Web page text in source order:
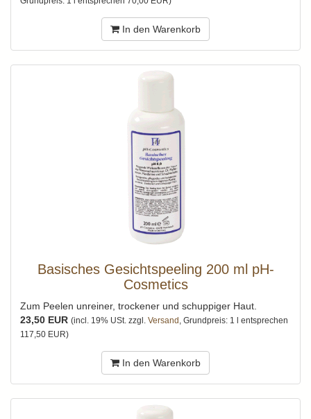
In den Warenkorb
Basisches Gesichtspeeling 200 ml pH-
Cosmetics
Zum Peelen unreiner, trockener und schuppiger Haut.
23,50 EUR (incl. 19% USt. zzgl. Versand , Grundpreis: 1 l entsprechen
117,50 EUR)
In den Warenkorb